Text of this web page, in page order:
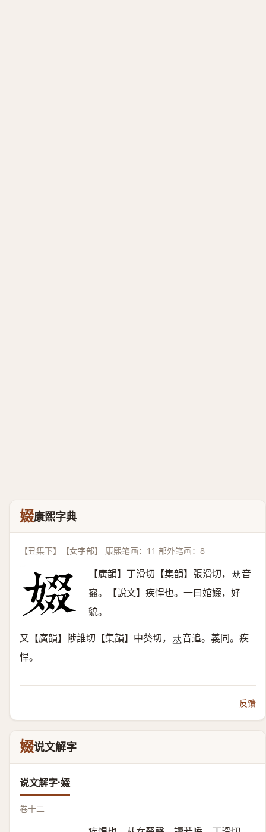
娺康熙字典
【丑集下】【女字部】 康熙笔画：11 部外笔画：8
【廣韻】丁滑切【集韻】張滑切， 𠀤音
窡。【說文】疾悍也。一曰婠娺，好
貌。
又【廣韻】陟誰切【集韻】中葵切， 𠀤音追。義同。疾
悍。
反馈
娺说文解字
说文解字·娺
卷十二